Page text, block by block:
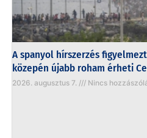
A spanyol hírszerzés
közepén újabb roham érheti
2026. augusztus 7. Nincs